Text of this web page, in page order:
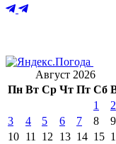
Август 2026
Пн Вт Ср Чт Пт Сб
1
2
3
4 5 6 7 8
9
10 11 12 13 14 15